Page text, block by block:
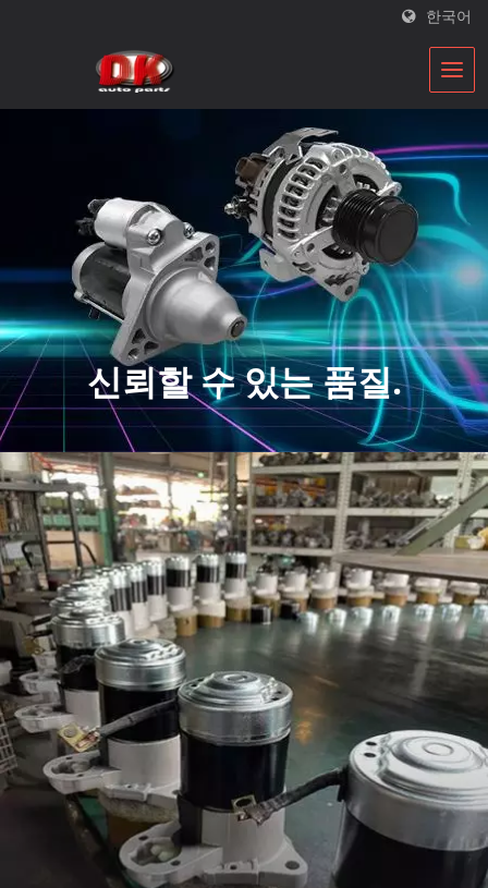
한국어
신뢰할 수 있는 품질.